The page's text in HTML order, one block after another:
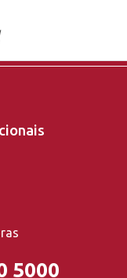
5000